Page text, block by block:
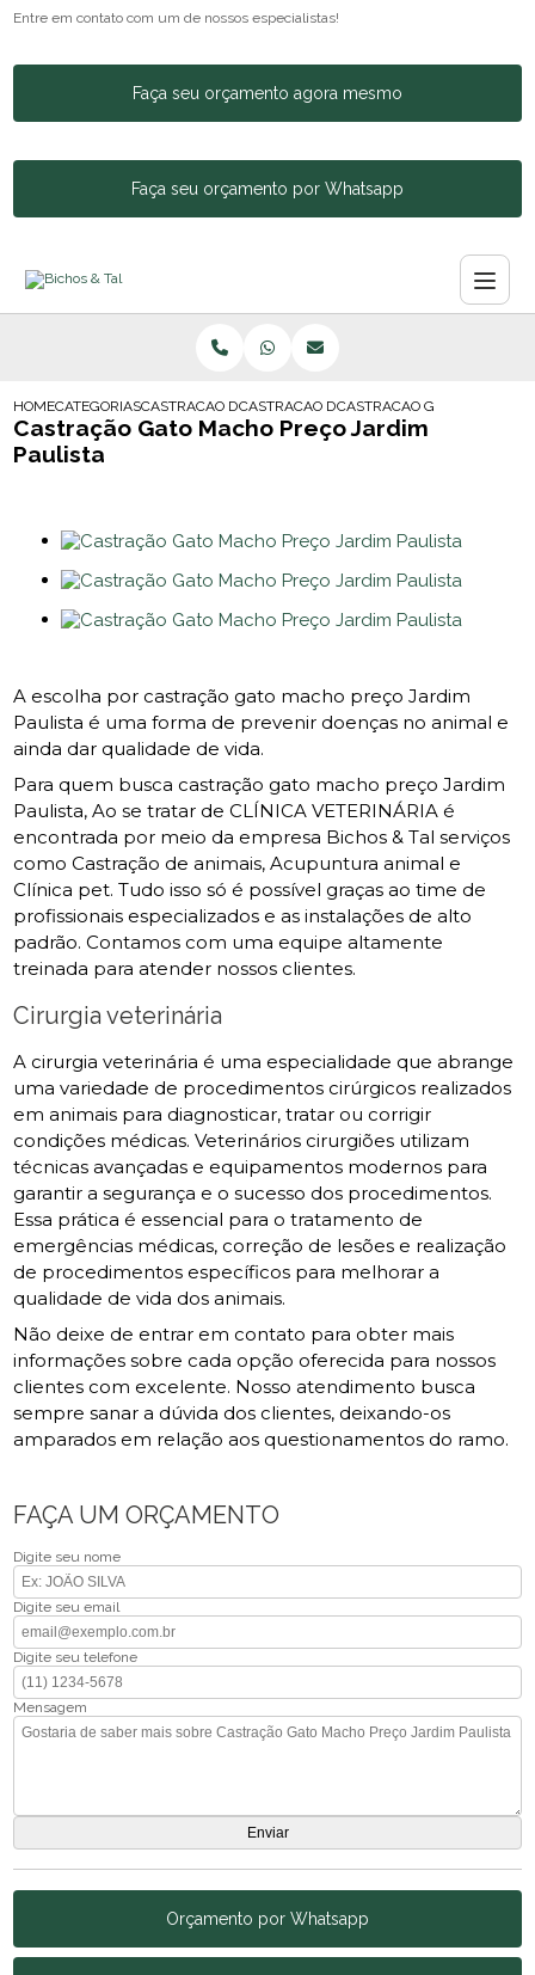
Entre em contato com um de nossos especialistas!
Faça seu orçamento agora mesmo
Faça seu orçamento por Whatsapp
HOMECATEGORIASCASTRACAO DE ANIMAISCASTRACAO DE CACHORRACASTRACAO GATO MACHO
Castração Gato Macho Preço Jardim
Paulista
A escolha por castração gato macho preço Jardim
Paulista é uma forma de prevenir doenças no animal e
ainda dar qualidade de vida.
Para quem busca castração gato macho preço Jardim
Paulista, Ao se tratar de CLÍNICA VETERINÁRIA é
encontrada por meio da empresa Bichos & Tal serviços
como Castração de animais, Acupuntura animal e
Clínica pet. Tudo isso só é possível graças ao time de
profissionais especializados e as instalações de alto
padrão. Contamos com uma equipe altamente
treinada para atender nossos clientes.
Cirurgia veterinária
A cirurgia veterinária é uma especialidade que abrange
uma variedade de procedimentos cirúrgicos realizados
em animais para diagnosticar, tratar ou corrigir
condições médicas. Veterinários cirurgiões utilizam
técnicas avançadas e equipamentos modernos para
garantir a segurança e o sucesso dos procedimentos.
Essa prática é essencial para o tratamento de
emergências médicas, correção de lesões e realização
de procedimentos específicos para melhorar a
qualidade de vida dos animais.
Não deixe de entrar em contato para obter mais
informações sobre cada opção oferecida para nossos
clientes com excelente. Nosso atendimento busca
sempre sanar a dúvida dos clientes, deixando-os
amparados em relação aos questionamentos do ramo.
FAÇA UM ORÇAMENTO
Digite seu nome
Digite seu email
Digite seu telefone
Mensagem
Orçamento por Whatsapp